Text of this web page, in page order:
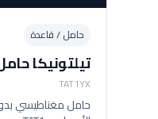
حامل / قاعدة
تيلتونيكا
TAT1YX
حامل مغناطيسي